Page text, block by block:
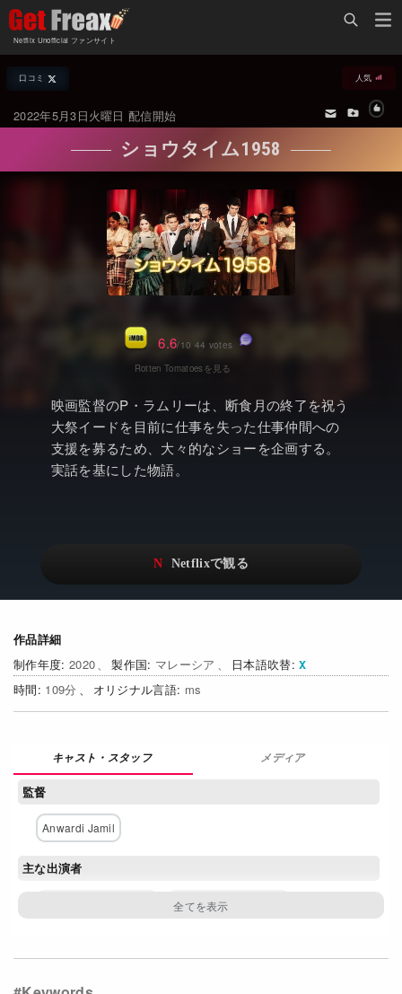
Netflix Unofficial ファンサイト
Netflix新着作品
オールジャンル
海外ドラマ・シリーズ
海外映画
国内TV番組・ドラマ
国内映画
アジアTV番組・ドラマ
アニメ
ドキュメンタリー
日本語吹替対応作品
その他の国のTV番組
配信終了予定の作品
海外ドラマ・ラインナップ
Netflix 人気ランキング
Netflix 全作品ラインナップ
Netflix配信作品カスタム検索
トレンド
VOD 総合作品情報
Netflix・VOD総合News
Watchlistへ
Netflix Video
Netflix 吹替版作品
Netflix 高い評価の海外作品
みんなの作品レビュー
Watchlist
過去の配信終了作品
閉じる
口コミ 人気
2022年5月3日火曜日 配信開始
ショウタイム1958
映画監督のP・ラムリーは、断食月の終了を祝う
大祭イードを目前に仕事を失った仕事仲間への
支援を募るため、大々的なショーを企画する。
実話を基にした物語。
作品詳細
2020
マレーシア
日本語吹替
109
ms
6.6/10 44 votes
メディア
監督
Anwardi Jamil
主な出演者
シャー・イスカンダル